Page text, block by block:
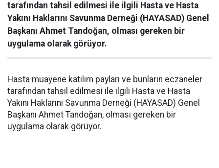
tarafından tahsil edilmesi ile ilgili Hasta ve Hasta
Yakını Haklarını Savunma Derneği (HAYASAD) Genel
Başkanı Ahmet Tandoğan, olması gereken bir
uygulama olarak görüyor.
Hasta muayene katılım payları ve bunların eczaneler
tarafından tahsil edilmesi ile ilgili Hasta ve Hasta
Yakını Haklarını Savunma Derneği (HAYASAD) Genel
Başkanı Ahmet Tandoğan, olması gereken bir
uygulama olarak görüyor.